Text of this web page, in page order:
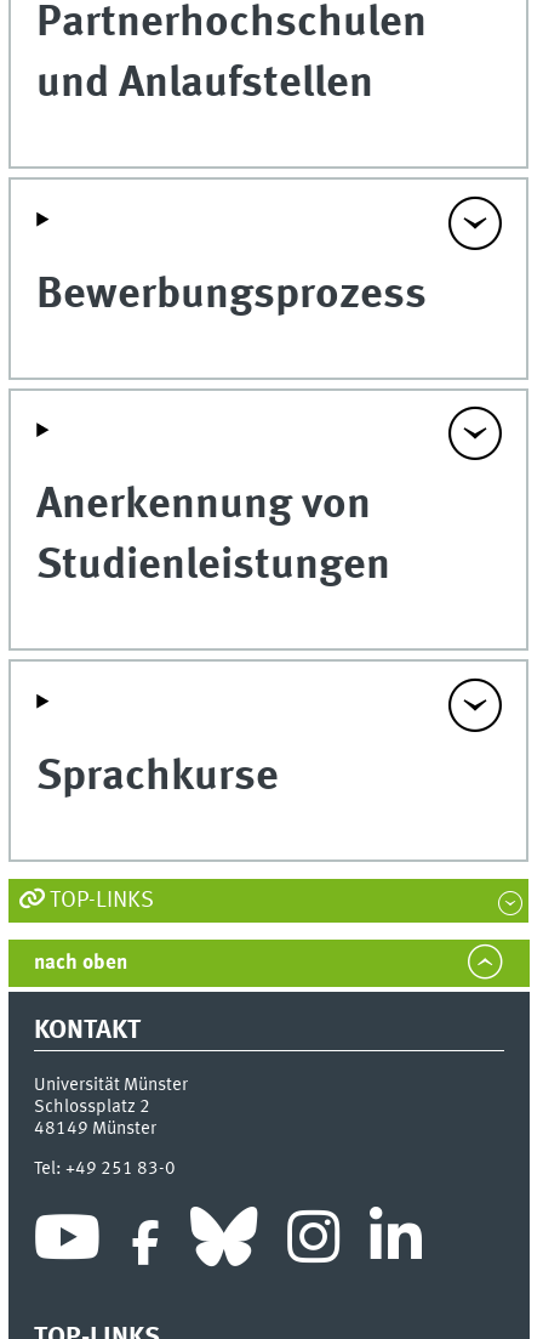
Partnerhochschulen
und Anlaufstellen
Bewerbungsprozess
Anerkennung von
Studienleistungen
Sprachkurse
TOP-LINKS
nach oben
KONTAKT
Universität Münster
Schlossplatz 2
48149 Münster
Tel:+49 251 83-0